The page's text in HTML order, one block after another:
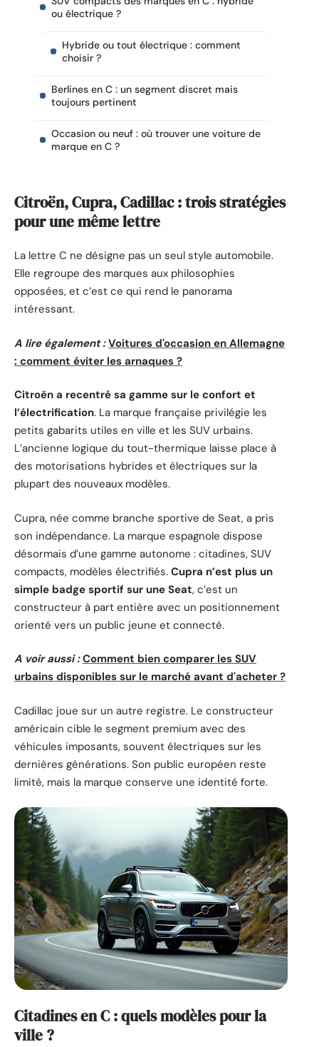
ou électrique ?
Hybride ou tout électrique : comment
choisir ?
Berlines en C : un segment discret mais
toujours pertinent
Occasion ou neuf : où trouver une voiture de
marque en C ?
Citroën, Cupra, Cadillac : trois stratégies
pour une même lettre
La lettre C ne désigne pas un seul style automobile.
Elle regroupe des marques aux philosophies
opposées, et c’est ce qui rend le panorama
intéressant.
A lire également : Voitures d'occasion en Allemagne
: comment éviter les arnaques ?
Citroën a recentré sa gamme sur le confort et
l’électrification. La marque française privilégie les
petits gabarits utiles en ville et les SUV urbains.
L’ancienne logique du tout-thermique laisse place à
des motorisations hybrides et électriques sur la
plupart des nouveaux modèles.
Cupra, née comme branche sportive de Seat, a pris
son indépendance. La marque espagnole dispose
désormais d’une gamme autonome : citadines, SUV
compacts, modèles électrifiés. Cupra n’est plus un
simple badge sportif sur une Seat, c’est un
constructeur à part entière avec un positionnement
orienté vers un public jeune et connecté.
A voir aussi : Comment bien comparer les SUV
urbains disponibles sur le marché avant d'acheter ?
Cadillac joue sur un autre registre. Le constructeur
américain cible le segment premium avec des
véhicules imposants, souvent électriques sur les
dernières générations. Son public européen reste
limité, mais la marque conserve une identité forte.
Citadines en C : quels modèles pour la
ville ?